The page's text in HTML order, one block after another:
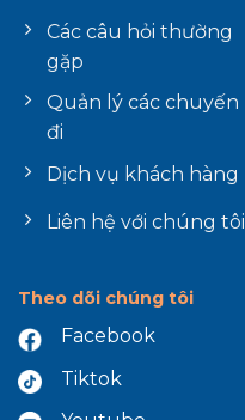
Các câu hỏi thường
gặp
Quản lý các chuyến
đi
Dịch vụ khách hàng
Liên hệ với chúng tôi
Theo dõi chúng tôi
Facebook
Tiktok